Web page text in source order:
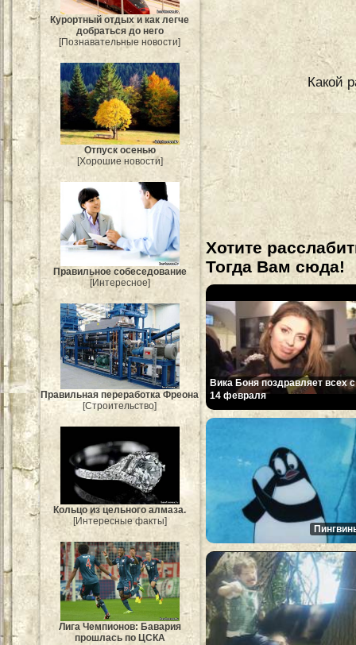
Курортный отдых и как легче
добраться до него
[Познавательные новости]
Отпуск осенью
[Хорошие новости]
Правильное собеседование
[Интересное]
Правильная переработка Фреона
[Строительство]
Кольцо из цельного алмаза.
[Интересные факты]
Лига Чемпионов: Бавария
прошлась по ЦСКА
Какой
Хотите
Тогда Вам сюда!
Вика Боня поздравляет всех с
14 февраля